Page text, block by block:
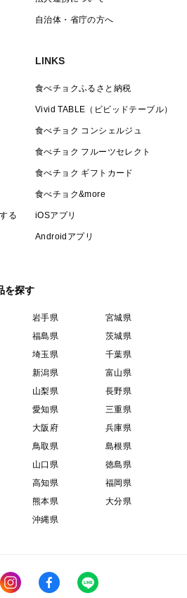
自治体・省庁の方へ
る
LINKS
食べチョクふるさと納税
Vivid TABLE（ビビッドテーブル）
食べチョク コンシェルジュ
食べチョク フルーツセレクト
食べチョク ギフトカード
食べチョク&more
iOSアプリ
Androidアプリ
を探す
岩手県
宮城県
福島県
茨城県
埼玉県
千葉県
新潟県
富山県
山梨県
長野県
愛知県
三重県
大阪府
兵庫県
鳥取県
島根県
山口県
徳島県
高知県
福岡県
熊本県
大分県
沖縄県